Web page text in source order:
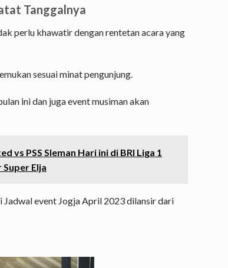
Tanggalnya
perlu khawatir dengan rentetan acara yang
sesuai minat pengunjung.
ini dan juga event musiman akan
vs PSS Sleman Hari ini di BRI Liga 1
Elja
event Jogja April 2023 dilansir dari